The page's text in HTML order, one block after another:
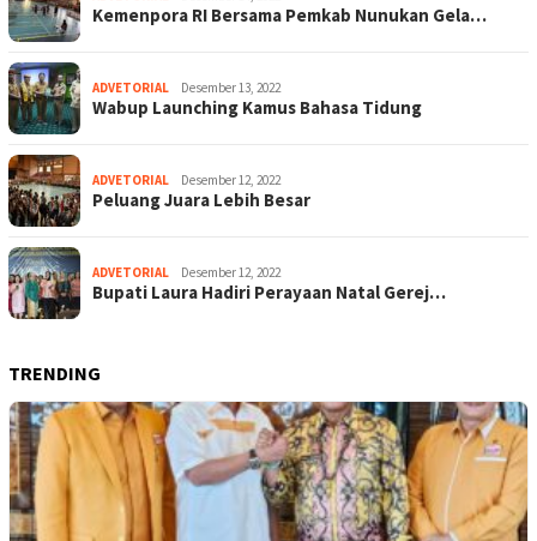
Kemenpora RI Bersama Pemkab Nunukan Gela…
ADVETORIAL Desember 13, 2022
Wabup Launching Kamus Bahasa Tidung
ADVETORIAL Desember 12, 2022
Peluang Juara Lebih Besar
ADVETORIAL Desember 12, 2022
Bupati Laura Hadiri Perayaan Natal Gerej…
TRENDING